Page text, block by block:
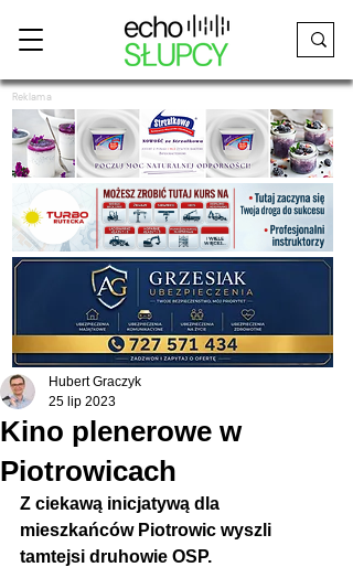
Reklama
Kino plenerowe w
Piotrowicach
Hubert Graczyk
25 lip 2023
Z ciekawą inicjatywą dla
mieszkańców Piotrowic wyszli
tamtejsi druhowie OSP.